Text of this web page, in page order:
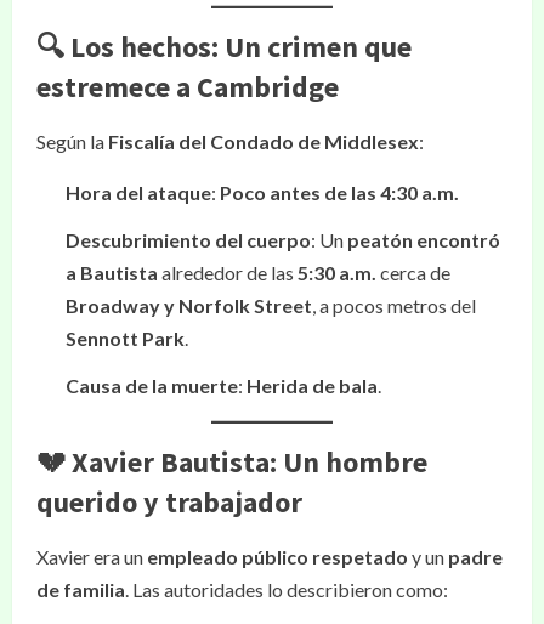
🔍 Los hechos: Un crimen que
estremece a Cambridge
Según la Fiscalía del Condado de Middlesex:
Hora del ataque: Poco antes de las 4:30 a.m.
Descubrimiento del cuerpo: Un peatón encontró
a Bautista alrededor de las 5:30 a.m. cerca de
Broadway y Norfolk Street, a pocos metros del
Sennott Park.
Causa de la muerte: Herida de bala.
💔 Xavier Bautista: Un hombre
querido y trabajador
Xavier era un empleado público respetado y un padre
de familia. Las autoridades lo describieron como: